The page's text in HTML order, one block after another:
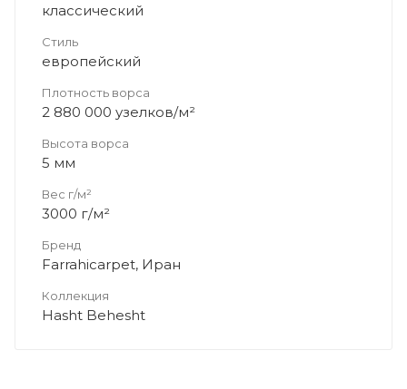
классический
Стиль
европейский
Плотность ворса
2 880 000 узелков/м²
Высота ворса
5 мм
Вес г/м²
3000 г/м²
Бренд
Farrahicarpet, Иран
Коллекция
Hasht Behesht